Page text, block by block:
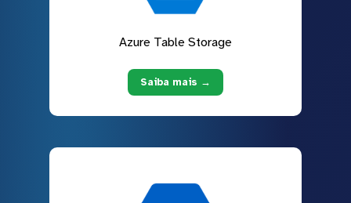
Azure Table Storage
Saiba mais →